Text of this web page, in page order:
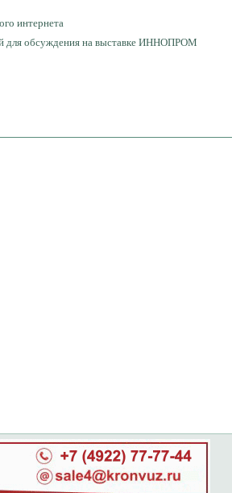
интернета
для обсуждения на выставке ИННОПРОМ